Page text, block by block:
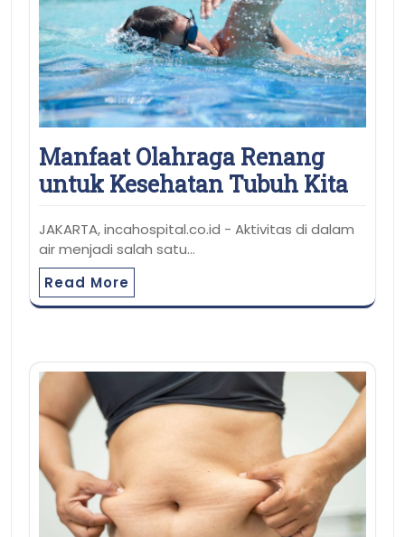
Manfaat Olahraga Renang
untuk Kesehatan Tubuh Kita
JAKARTA, incahospital.co.id - Aktivitas di dalam
air menjadi salah satu…
Read More